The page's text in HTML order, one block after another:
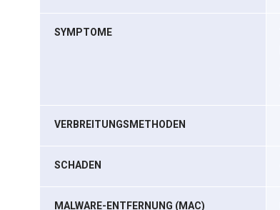
SYMPTOME
VERBREITUNGSMETHODEN
SCHADEN
MALWARE-ENTFERNUNG (MAC)